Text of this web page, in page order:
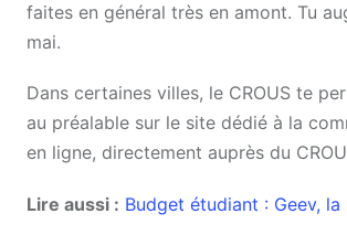
faites en général très en amont. Tu
mai.
Dans certaines villes, le CROUS te
au préalable sur le site dédié à la
en ligne, directement auprès du
Lire aussi : Budget étudiant : Geev,